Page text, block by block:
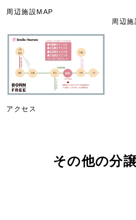
周辺施設MAP
周辺施
アクセス
その他の分